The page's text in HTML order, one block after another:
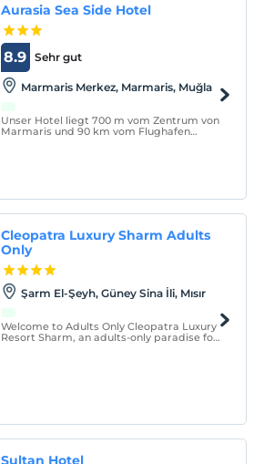
Aurasia Sea Side Hotel
Sehr gut
8.9
Marmaris Merkez, Marmaris, Muğla
Unser Hotel liegt 700 m vom Zentrum von
Marmaris und 90 km vom Flughafen
Cleopatra Luxury Sharm Adults
Only
Şarm El-Şeyh, Güney Sina İli, Mısır
Welcome to Adults Only Cleopatra Luxury
Resort Sharm, an adults-only paradise for
Sultan Hotel